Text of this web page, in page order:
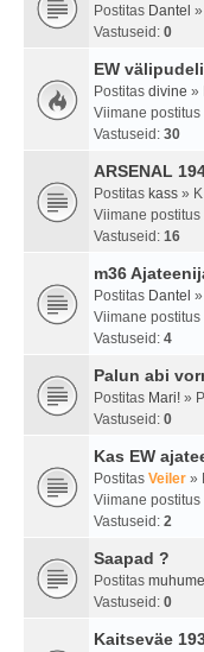
Postitas Dantel
Vastuseid: 0
EW
Postitas divine »
Viimane postitus
Vastuseid: 30
ARSENAL
Postitas kass »
Viimane postitus
Vastuseid: 16
m36
Postitas Dantel
Viimane postitus
Vastuseid: 4
Palun abi
Postitas Mari! »
Vastuseid: 0
Kas EW
Postitas Veiler »
Viimane postitus
Vastuseid: 2
Saapad ?
Postitas
Vastuseid: 0
Kaitseväe